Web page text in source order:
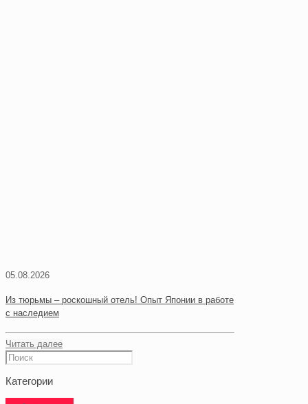
05.08.2026
Из тюрьмы – роскошный отель! Опыт Японии в работе
с наследием
Читать далее
Категории